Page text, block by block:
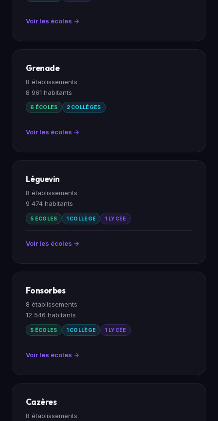
Voir les écoles →
Grenade
8 établissements
8 961 habitants
6 ÉCOLES 2 COLLÈGES
Voir les écoles →
Léguevin
8 établissements
9 474 habitants
5 ÉCOLES 1 COLLÈGE 1 LYCÉE
Voir les écoles →
Fonsorbes
8 établissements
12 546 habitants
5 ÉCOLES 1 COLLÈGE 1 LYCÉE
Voir les écoles →
Cazères
8 établissements